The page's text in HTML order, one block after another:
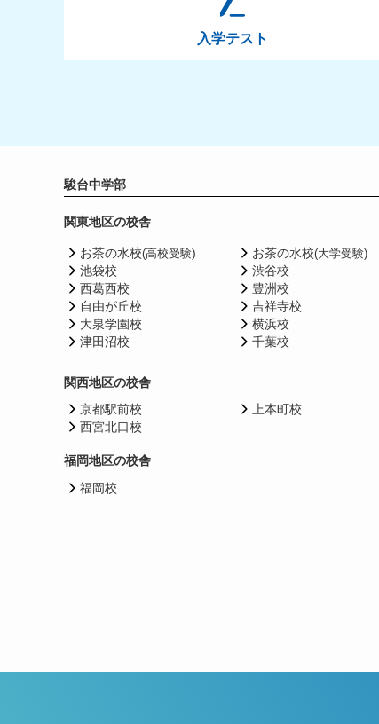
入学テスト
駿台中学部
関東地区の校舎
お茶の水校(高校受験)
池袋校
西葛西校
自由が丘校
大泉学園校
津田沼校
お茶の水校(大学受験)
渋谷校
豊洲校
吉祥寺校
横浜校
千葉校
関西地区の校舎
京都駅前校
西宮北口校
上本町校
福岡地区の校舎
福岡校